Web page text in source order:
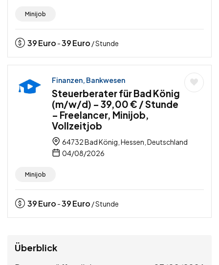
Minijob
39Euro -39Euro / Stunde
Finanzen, Bankwesen
Steuerberater für Bad König
(m/w/d) – 39,00 € / Stunde
– Freelancer, Minijob,
Vollzeitjob
64732 Bad König, Hessen, Deutschland
04/08/2026
Minijob
39Euro -39Euro / Stunde
Überblick